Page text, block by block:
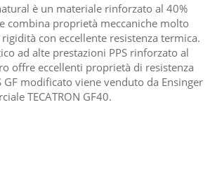
è un materiale rinforzato al 40%
combina proprietà meccaniche molto
con eccellente resistenza termica.
ad alte prestazioni PPS rinforzato al
offre eccellenti proprietà di resistenza
GF modificato viene venduto da Ensinger
TECATRON GF40.